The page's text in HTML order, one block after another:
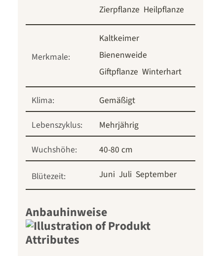
Zierpflanze Heilpflanze
Merkmale:
Kaltkeimer
Bienenweide
Giftpflanze Winterhart
Klima:
Gemäßigt
Lebenszyklus:
Mehrjährig
Wuchshöhe:
40-80 cm
Blütezeit: Juni Juli September
Anbauhinweise